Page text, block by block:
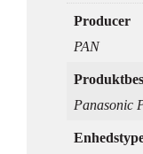
Producer
PAN
Panasonic